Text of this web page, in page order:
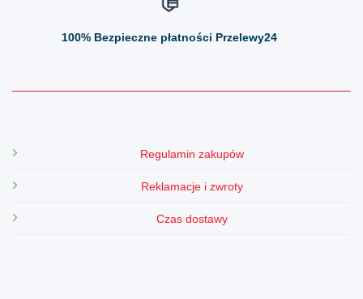
100% Bezpieczne płatności Przelewy24
Regulamin zakupów
Reklamacje i zwroty
Czas dostawy